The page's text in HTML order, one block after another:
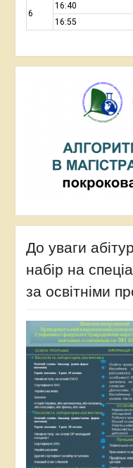
6
16:40
16:55
До уваги
набір на
за освітніми